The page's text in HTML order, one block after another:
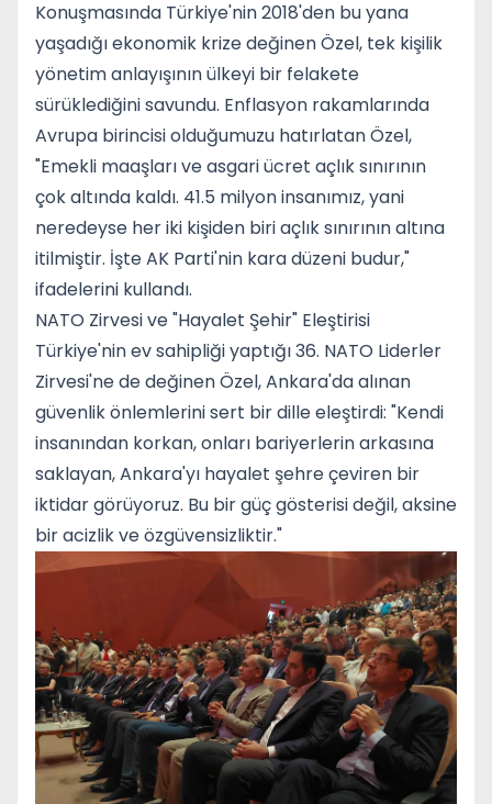
Konuşmasında Türkiye'nin 2018'den bu yana
yaşadığı ekonomik krize değinen Özel, tek kişilik
yönetim anlayışının ülkeyi bir felakete
sürüklediğini savundu. Enflasyon rakamlarında
Avrupa birincisi olduğumuzu hatırlatan Özel,
"Emekli maaşları ve asgari ücret açlık sınırının
çok altında kaldı. 41.5 milyon insanımız, yani
neredeyse her iki kişiden biri açlık sınırının altına
itilmiştir. İşte AK Parti'nin kara düzeni budur,"
ifadelerini kullandı.
NATO Zirvesi ve "Hayalet Şehir" Eleştirisi
Türkiye'nin ev sahipliği yaptığı 36. NATO Liderler
Zirvesi'ne de değinen Özel, Ankara'da alınan
güvenlik önlemlerini sert bir dille eleştirdi: "Kendi
insanından korkan, onları bariyerlerin arkasına
saklayan, Ankara'yı hayalet şehre çeviren bir
iktidar görüyoruz. Bu bir güç gösterisi değil, aksine
bir acizlik ve özgüvensizliktir."